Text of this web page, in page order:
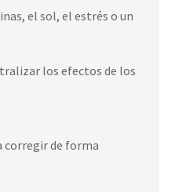
el sol, el estrés o un
los efectos de los
corregir de forma